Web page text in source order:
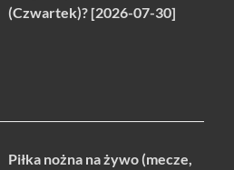
(Czwartek)? [2026-07-30]
Piłka nożna na żywo (mecze,